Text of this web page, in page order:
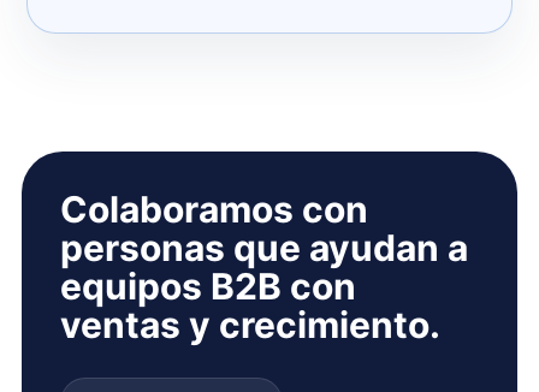
Colaboramos con
personas que ayudan a
equipos B2B con
ventas y crecimiento.